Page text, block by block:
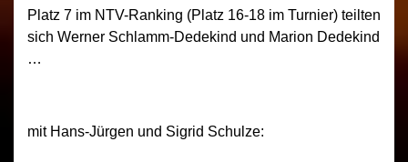
Platz 7 im NTV-Ranking (Platz 16-18 im Turnier) teilten
sich Werner Schlamm-Dedekind und Marion Dedekind
…
mit Hans-Jürgen und Sigrid Schulze: